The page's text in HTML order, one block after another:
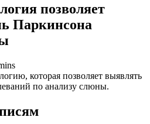
позволяет
Паркинсона
которая позволяет выявлять
по анализу слюны.